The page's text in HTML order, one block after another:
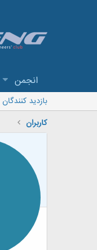
انجمن
بازدید
کاربران